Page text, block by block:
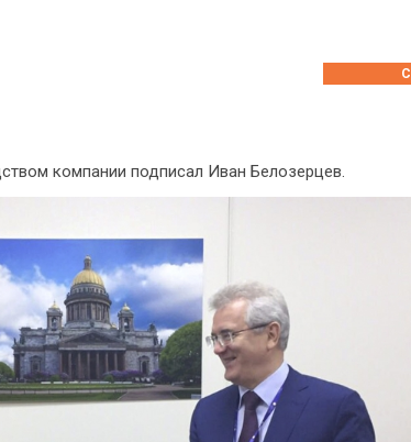
компании подписал Иван Белозерцев.